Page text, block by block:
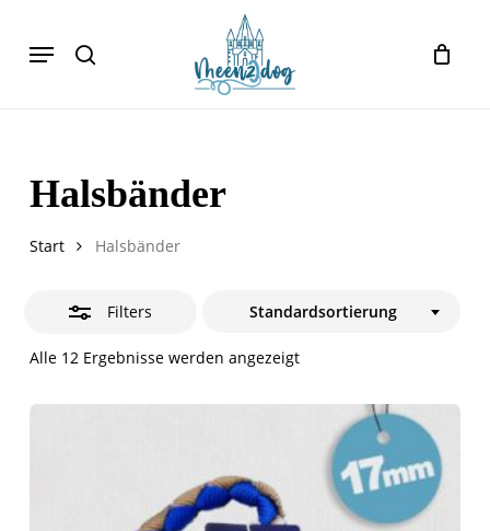
main
Menu Cart Close
Cart
Halsbänder
Start Halsbänder
Filters
Alle 12 Ergebnisse werden angezeigt
Standardsortierung
Close